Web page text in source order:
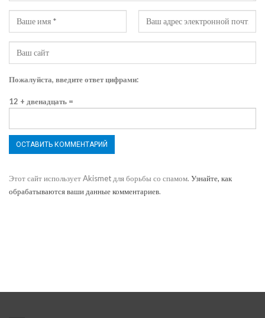
Пожалуйста, введите ответ цифрами:
12 + двенадцать =
Этот сайт использует Akismet для борьбы со спамом. Узнайте, как
обрабатываются ваши данные комментариев.